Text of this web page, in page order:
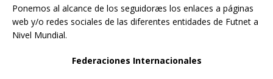
Ponemos al alcance de los seguidoræs los enlaces a páginas
web y/o redes sociales de las diferentes entidades de Futnet a
Nivel Mundial.
Federaciones Internacionales